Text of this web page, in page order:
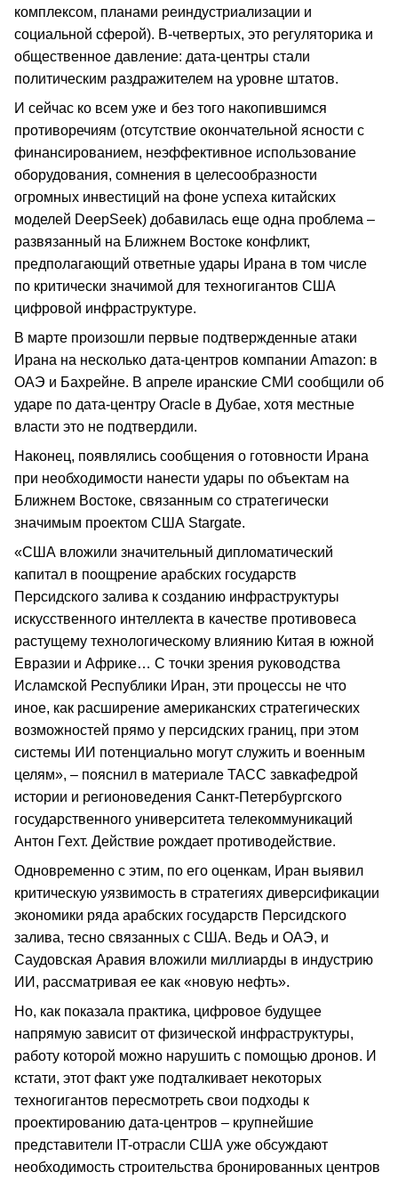
комплексом, планами реиндустриализации и
социальной сферой). В-четвертых, это регуляторика и
общественное давление: дата-центры стали
политическим раздражителем на уровне штатов.
И сейчас ко всем уже и без того накопившимся
противоречиям (отсутствие окончательной ясности с
финансированием, неэффективное использование
оборудования, сомнения в целесообразности
огромных инвестиций на фоне успеха китайских
моделей DeepSeek) добавилась еще одна проблема –
развязанный на Ближнем Востоке конфликт,
предполагающий ответные удары Ирана в том числе
по критически значимой для техногигантов США
цифровой инфраструктуре.
В марте произошли первые подтвержденные атаки
Ирана на несколько дата-центров компании Amazon: в
ОАЭ и Бахрейне. В апреле иранские СМИ сообщили об
ударе по дата-центру Oracle в Дубае, хотя местные
власти это не подтвердили.
Наконец, появлялись сообщения о готовности Ирана
при необходимости нанести удары по объектам на
Ближнем Востоке, связанным со стратегически
значимым проектом США Stargate.
«США вложили значительный дипломатический
капитал в поощрение арабских государств
Персидского залива к созданию инфраструктуры
искусственного интеллекта в качестве противовеса
растущему технологическому влиянию Китая в южной
Евразии и Африке… С точки зрения руководства
Исламской Республики Иран, эти процессы не что
иное, как расширение американских стратегических
возможностей прямо у персидских границ, при этом
системы ИИ потенциально могут служить и военным
целям», – пояснил в материале ТАСС завкафедрой
истории и регионоведения Санкт-Петербургского
государственного университета телекоммуникаций
Антон Гехт. Действие рождает противодействие.
Одновременно с этим, по его оценкам, Иран выявил
критическую уязвимость в стратегиях диверсификации
экономики ряда арабских государств Персидского
залива, тесно связанных с США. Ведь и ОАЭ, и
Саудовская Аравия вложили миллиарды в индустрию
ИИ, рассматривая ее как «новую нефть».
Но, как показала практика, цифровое будущее
напрямую зависит от физической инфраструктуры,
работу которой можно нарушить с помощью дронов. И
кстати, этот факт уже подталкивает некоторых
техногигантов пересмотреть свои подходы к
проектированию дата-центров – крупнейшие
представители IT-отрасли США уже обсуждают
необходимость строительства бронированных центров